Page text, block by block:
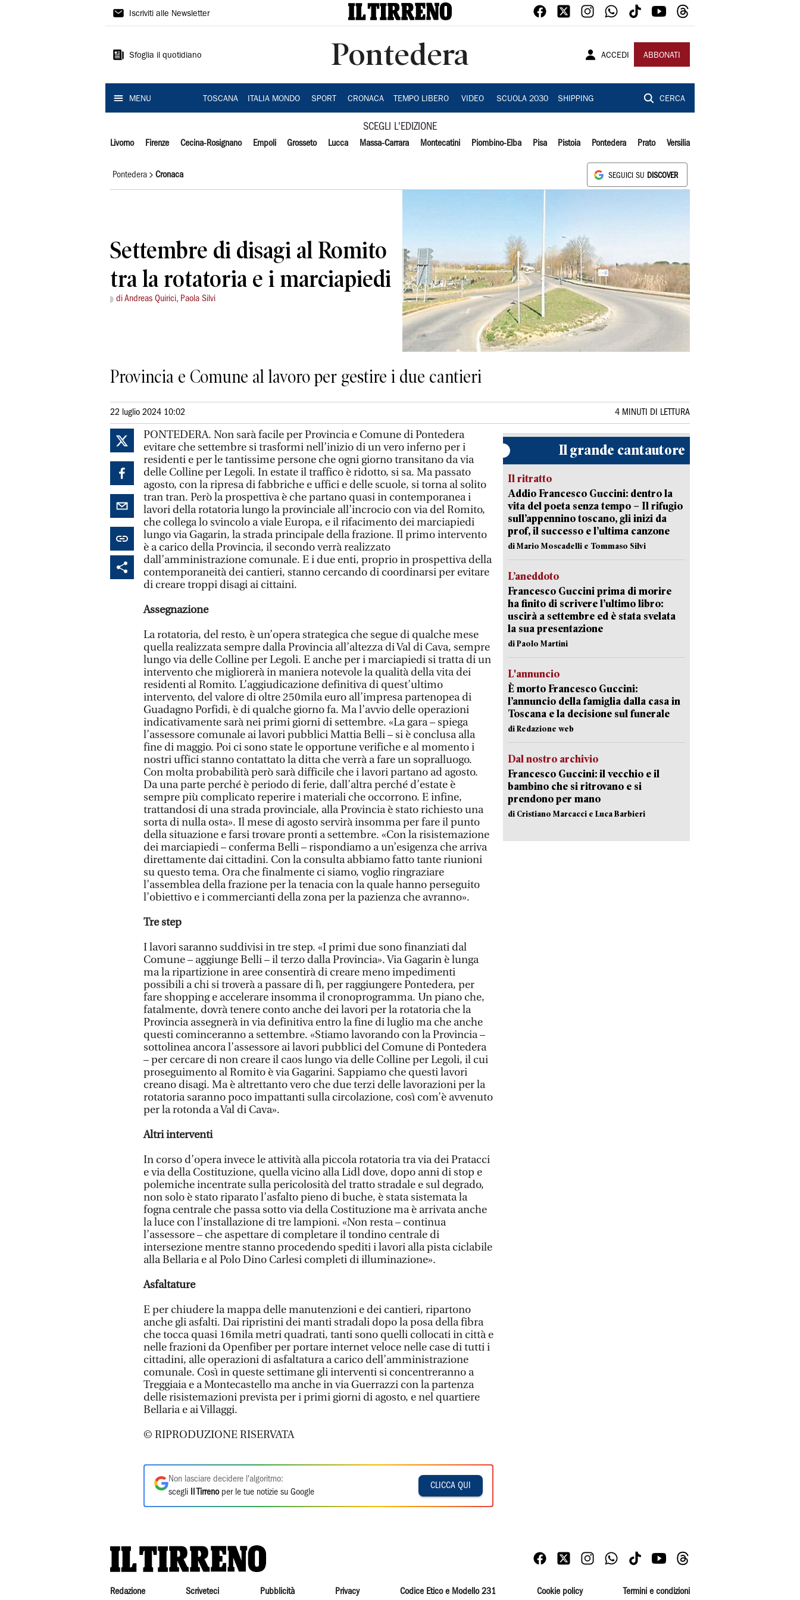
Il
Iscriviti alle Newsletter
Sfoglia il quotidiano Pontedera ACCEDI ABBONATI
MENU TOSCANA ITALIA MONDO SPORT CRONACA TEMPO LIBERO VIDEO SCUOLA 2030 SHIPPING CERCA
SCEGLI L'EDIZIONE
Livorno Firenze Cecina-Rosignano Empoli Grosseto Lucca Massa-Carrara Montecatini Piombino-Elba Pisa Pistoia Pontedera Prato Versilia
Pontedera Cronaca SEGUICI SU DISCOVER
Settembre di disagi al Romito
tra la rotatoria e i marciapiedi
di Andreas Quirici, Paola Silvi
Provincia e Comune al lavoro per gestire i due cantieri
22 luglio 2024 10:02 4 MINUTI DI LETTURA
PONTEDERA. Non sarà facile per Provincia e Comune di Pontedera
evitare che settembre si trasformi nell’inizio di un vero inferno per i
residenti e per le tantissime persone che ogni giorno transitano da via
delle Colline per Legoli. In estate il traffico è ridotto, si sa. Ma passato
agosto, con la ripresa di fabbriche e uffici e delle scuole, si torna al solito
tran tran. Però la prospettiva è che partano quasi in contemporanea i
lavori della rotatoria lungo la provinciale all’incrocio con via del Romito,
che collega lo svincolo a viale Europa, e il rifacimento dei marciapiedi
lungo via Gagarin, la strada principale della frazione. Il primo intervento
è a carico della Provincia, il secondo verrà realizzato
dall’amministrazione comunale. E i due enti, proprio in prospettiva della
contemporaneità dei cantieri, stanno cercando di coordinarsi per evitare
di creare troppi disagi ai cittaini.
Assegnazione
La rotatoria, del resto, è un’opera strategica che segue di qualche mese
quella realizzata sempre dalla Provincia all’altezza di Val di Cava, sempre
lungo via delle Colline per Legoli. E anche per i marciapiedi si tratta di un
intervento che migliorerà in maniera notevole la qualità della vita dei
residenti al Romito. L’aggiudicazione definitiva di quest’ultimo
intervento, del valore di oltre 250mila euro all’impresa partenopea di
Guadagno Porfidi, è di qualche giorno fa. Ma l’avvio delle operazioni
indicativamente sarà nei primi giorni di settembre. «La gara – spiega
l’assessore comunale ai lavori pubblici Mattia Belli – si è conclusa alla
fine di maggio. Poi ci sono state le opportune verifiche e al momento i
nostri uffici stanno contattato la ditta che verrà a fare un sopralluogo.
Con molta probabilità però sarà difficile che i lavori partano ad agosto.
Da una parte perché è periodo di ferie, dall’altra perché d’estate è
sempre più complicato reperire i materiali che occorrono. E infine,
trattandosi di una strada provinciale, alla Provincia è stato richiesto una
sorta di nulla osta». Il mese di agosto servirà insomma per fare il punto
della situazione e farsi trovare pronti a settembre. «Con la risistemazione
dei marciapiedi – conferma Belli – rispondiamo a un’esigenza che arriva
direttamente dai cittadini. Con la consulta abbiamo fatto tante riunioni
su questo tema. Ora che finalmente ci siamo, voglio ringraziare
l’assemblea della frazione per la tenacia con la quale hanno perseguito
l’obiettivo e i commercianti della zona per la pazienza che avranno».
Tre step
I lavori saranno suddivisi in tre step. «I primi due sono finanziati dal
Comune – aggiunge Belli – il terzo dalla Provincia». Via Gagarin è lunga
ma la ripartizione in aree consentirà di creare meno impedimenti
possibili a chi si troverà a passare di lì, per raggiungere Pontedera, per
fare shopping e accelerare insomma il cronoprogramma. Un piano che,
fatalmente, dovrà tenere conto anche dei lavori per la rotatoria che la
Provincia assegnerà in via definitiva entro la fine di luglio ma che anche
questi cominceranno a settembre. «Stiamo lavorando con la Provincia –
sottolinea ancora l’assessore ai lavori pubblici del Comune di Pontedera
– per cercare di non creare il caos lungo via delle Colline per Legoli, il cui
proseguimento al Romito è via Gagarini. Sappiamo che questi lavori
creano disagi. Ma è altrettanto vero che due terzi delle lavorazioni per la
rotatoria saranno poco impattanti sulla circolazione, così com’è avvenuto
per la rotonda a Val di Cava».
Altri interventi
In corso d’opera invece le attività alla piccola rotatoria tra via dei Pratacci
e via della Costituzione, quella vicino alla Lidl dove, dopo anni di stop e
polemiche incentrate sulla pericolosità del tratto stradale e sul degrado,
non solo è stato riparato l’asfalto pieno di buche, è stata sistemata la
fogna centrale che passa sotto via della Costituzione ma è arrivata anche
la luce con l’installazione di tre lampioni. «Non resta – continua
l’assessore – che aspettare di completare il tondino centrale di
intersezione mentre stanno procedendo spediti i lavori alla pista ciclabile
alla Bellaria e al Polo Dino Carlesi completi di illuminazione».
Asfaltature
E per chiudere la mappa delle manutenzioni e dei cantieri, ripartono
anche gli asfalti. Dai ripristini dei manti stradali dopo la posa della fibra
che tocca quasi 16mila metri quadrati, tanti sono quelli collocati in città e
nelle frazioni da Openfiber per portare internet veloce nelle case di tutti i
cittadini, alle operazioni di asfaltatura a carico dell’amministrazione
comunale. Così in queste settimane gli interventi si concentreranno a
Treggiaia e a Montecastello ma anche in via Guerrazzi con la partenza
delle risistemazioni prevista per i primi giorni di agosto, e nel quartiere
Bellaria e ai Villaggi.
© RIPRODUZIONE RISERVATA
Non lasciare decidere l'algoritmo:
scegli
Il Tirrenoper le tue notizie su Google
CLICCA QUI
Il grande cantautore
Il ritratto
Addio Francesco Guccini: dentro la
vita del poeta senza tempo – Il rifugio
sull’appennino toscano, gli inizi da
prof, il successo e l’ultima canzone
di Mario Moscadelli e Tommaso Silvi
L’aneddoto
Francesco Guccini prima di morire
ha finito di scrivere l’ultimo libro:
uscirà a settembre ed è stata svelata
la sua presentazione
di Paolo Martini
L'annuncio
È morto Francesco Guccini:
l’annuncio della famiglia dalla casa in
Toscana e la decisione sul funerale
di Redazione web
Dal nostro archivio
Francesco Guccini: il vecchio e il
bambino che si ritrovano e si
prendono per mano
di Cristiano Marcacci e Luca Barbieri
Redazione Scriveteci Pubblicità Privacy Codice Etico e Modello 231 Cookie policy Termini e condizioni